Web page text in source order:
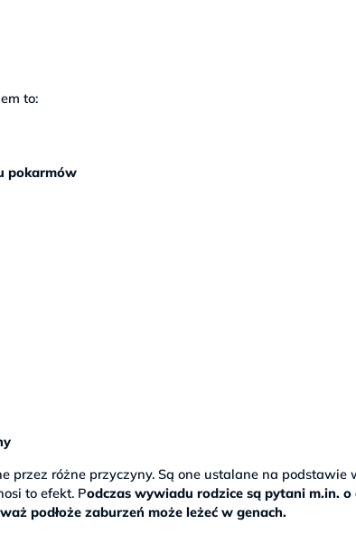
to:
pokarmów
przez różne przyczyny. Są one ustalane na podstawie
to efekt. Podczas wywiadu rodzice są pytani m.in. o
podłoże zaburzeń może leżeć w genach.